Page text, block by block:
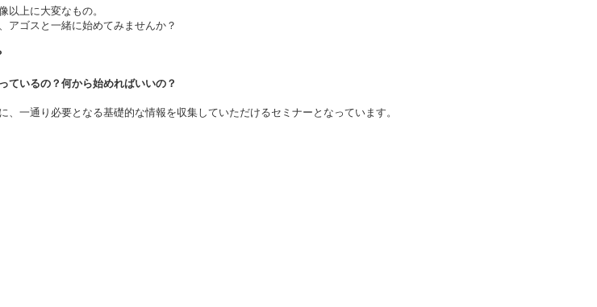
以上に大変なもの。
アゴスと一緒に始めてみませんか？
ているの？何から始めればいいの？
、一通り必要となる基礎的な情報を収集していただけるセミナーとなっています。